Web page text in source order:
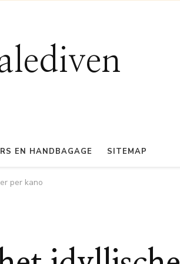
EN HANDBAGAGE SITEMAP
per kano